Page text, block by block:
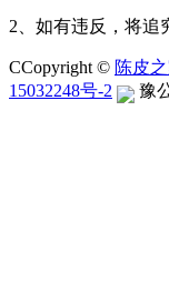
2、如有违反，将追
CCopyright © 陈皮
15032248号-2
豫